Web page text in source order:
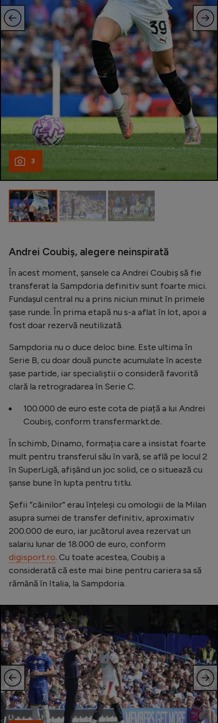
JO 2026
Intră în cont
Creează cont
3
Andrei Coubiș, alegere neinspirată
În acest moment, șansele ca Andrei Coubiș să fie
transferat la Sampdoria definitiv sunt foarte mici.
Fundașul central nu a prins niciun minut în primele
șase runde. În prima etapă nu s-a aflat în lot, apoi a
fost doar rezervă neutilizată.
Sampdoria nu o duce deloc bine. Este ultima în
Serie B, cu doar două puncte acumulate în aceste
șase partide, iar specialiștii o consideră favorită
clară la retrogradarea în Serie C.
100.000 de euro este cota de piață a lui Andrei
Coubiș, conform transfermarkt.de.
În schimb, Dinamo, formația care a insistat foarte
mult pentru transferul său în vară, se află pe locul 2
în SuperLigă, afișând un joc solid, ce o situează cu
șanse bune în lupta pentru titlu.
Șefii ”câinilor” erau înțeleși cu omologii de la Milan
asupra sumei de transfer definitiv, aproximativ
200.000 de euro, iar jucătorul avea rezervat un
salariu lunar de 18.000 de euro, conform
digisport.ro. Cu toate acestea, Coubiș a
considerată că este mai bine pentru cariera sa să
rămână în Italia, la Sampdoria.